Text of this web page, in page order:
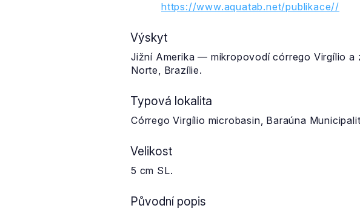
https://www.aquatab.net/publikace//
Výskyt
Jižní Amerika — mikropovodí córrego Virgílio
Norte, Brazílie.
Typová lokalita
Córrego Virgílio microbasin, Baraúna
Velikost
5 cm SL.
Původní popis